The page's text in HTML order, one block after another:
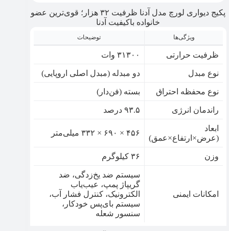
پکیج دیواری لورچ مدل آدنا ظرفیت ۳۲ هزار؛ قوی‌ترین عضو
خانواده باکیفیت آدنا
ویژگی‌ها توضیحات
ظرفیت حرارتی ۳۱۳۰۰ وات
نوع مبدل دو مبدله (مبدل اصلی اروپایی)
نوع محفظه احتراق بسته (فن‌دار)
راندمان انرژی ۹۳.۵ درصد
ابعاد
(عرض×ارتفاع×عمق)
۴۵۶ × ۶۹۰ × ۳۳۲ میلی‌متر
وزن ۳۶ کیلوگرم
امکانات ایمنی
سیستم ضد یخ‌زدگی، ضد
گریپاژ پمپ، عیب‌یاب
الکترونیک، کنترل فشار آب،
سیستم بای‌پس خودکار،
سنسور شعله